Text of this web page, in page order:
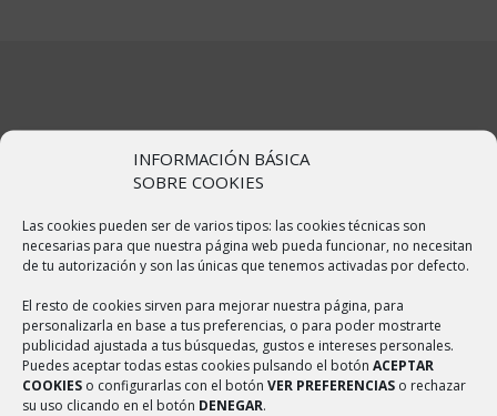
INFORMACIÓN BÁSICA
SOBRE COOKIES
Las cookies pueden ser de varios tipos: las cookies técnicas son
necesarias para que nuestra página web pueda funcionar, no necesitan
de tu autorización y son las únicas que tenemos activadas por defecto.
El resto de cookies sirven para mejorar nuestra página, para
personalizarla en base a tus preferencias, o para poder mostrarte
publicidad ajustada a tus búsquedas, gustos e intereses personales.
Puedes aceptar todas estas cookies pulsando el botón ACEPTAR
COOKIES o configurarlas con el botón VER PREFERENCIAS o rechazar
su uso clicando en el botón DENEGAR.
NUESTRO MUNICIPIO
Bulbuente o Bulbuent en aragonés, es un municipio de España, en
la provincia de Zaragoza, Comunidad Autónoma de Aragón. Tiene
un área de 25,52 km² con una población de 227 habitantes (INE
2016) y una densidad de 8,89 hab/km². Bulbuente ha recibido varios
nombres a lo largo de su historia, en tiempos de Jaime I de Aragón
se denominaba Bolbuén, Bulbón o Bolbón; En un texto de 1246